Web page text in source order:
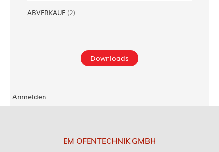
ABVERKAUF (2)
Downloads
Anmelden
EM OFENTECHNIK GMBH